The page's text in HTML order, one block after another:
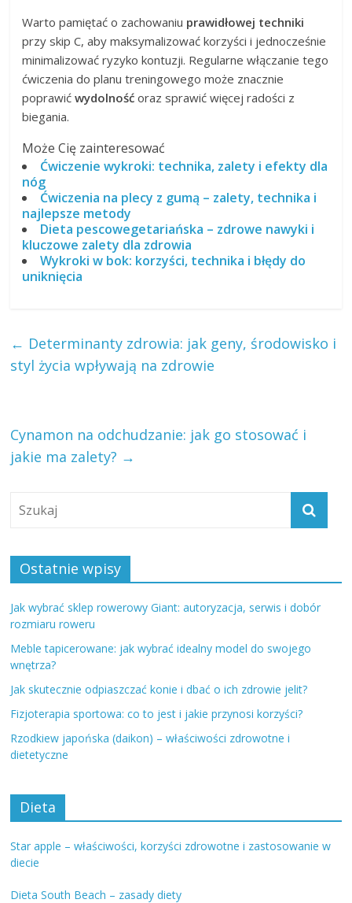
Warto pamiętać o zachowaniu prawidłowej techniki
przy skip C, aby maksymalizować korzyści i jednocześnie
minimalizować ryzyko kontuzji. Regularne włączanie tego
ćwiczenia do planu treningowego może znacznie
poprawićwydolność oraz sprawić więcej radości z
biegania.
Może Cię zainteresować
Ćwiczenie wykroki: technika, zalety i efekty dla
nóg
Ćwiczenia na plecy z gumą – zalety, technika i
najlepsze metody
Dieta pescowegetariańska – zdrowe nawyki i
kluczowe zalety dla zdrowia
Wykroki w bok: korzyści, technika i błędy do
uniknięcia
← Determinanty zdrowia: jak geny, środowisko i
styl życia wpływają na zdrowie
Cynamon na odchudzanie: jak go stosować i
jakie ma zalety? →
Ostatnie wpisy
Jak wybrać sklep rowerowy Giant: autoryzacja, serwis i dobór
rozmiaru roweru
Meble tapicerowane: jak wybrać idealny model do swojego
wnętrza?
Jak skutecznie odpiaszczać konie i dbać o ich zdrowie jelit?
Fizjoterapia sportowa: co to jest i jakie przynosi korzyści?
Rzodkiew japońska (daikon) – właściwości zdrowotne i
dietetyczne
Dieta
Star apple – właściwości, korzyści zdrowotne i zastosowanie w
diecie
Dieta South Beach – zasady diety